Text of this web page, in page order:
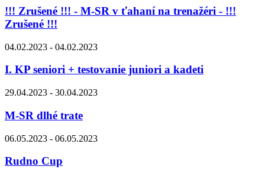
!!! Zrušené !!! - M-SR v ťahaní na trenažéri - !!!
Zrušené !!!
04.02.2023 - 04.02.2023
I. KP seniori + testovanie juniori a kadeti
29.04.2023 - 30.04.2023
M-SR dlhé trate
06.05.2023 - 06.05.2023
Rudno Cup